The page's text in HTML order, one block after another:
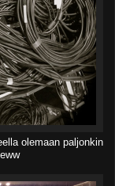
olemaan paljonkin